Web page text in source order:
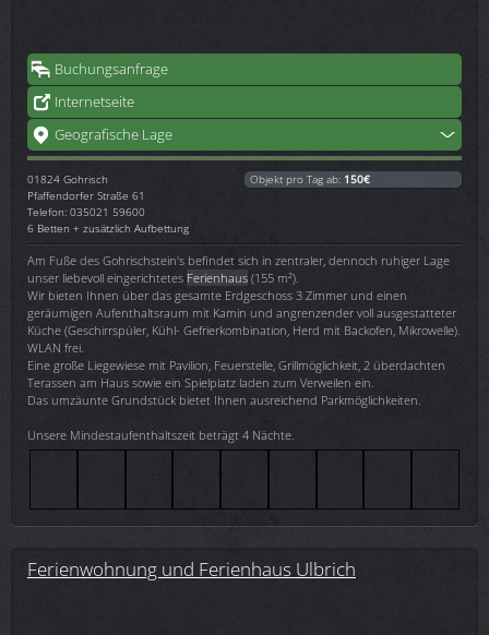
Buchungsanfrage
Internetseite
Geografische Lage
01824 Gohrisch
Pfaffendorfer Straße 61
Telefon: 035021 59600
6 Betten + zusätzlich Aufbettung
Objekt pro Tag ab: 150€
Am Fuße des Gohrischstein's befindet sich in zentraler, dennoch ruhiger Lage
unser liebevoll eingerichtetes Ferienhaus (155 m²).
Wir bieten Ihnen über das gesamte Erdgeschoss 3 Zimmer und einen
geräumigen Aufenthaltsraum mit Kamin und angrenzender voll ausgestatteter
Küche (Geschirrspüler, Kühl- Gefrierkombination, Herd mit Backofen, Mikrowelle).
WLAN frei.
Eine große Liegewiese mit Pavilion, Feuerstelle, Grillmöglichkeit, 2 überdachten
Terassen am Haus sowie ein Spielplatz laden zum Verweilen ein.
Das umzäunte Grundstück bietet Ihnen ausreichend Parkmöglichkeiten.
Unsere Mindestaufenthaltszeit beträgt 4 Nächte.
Ferienwohnung und Ferienhaus Ulbrich